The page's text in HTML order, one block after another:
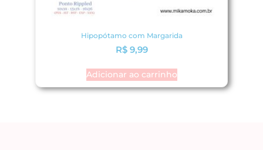
Hipopótamo com Margarida
R$9,99
Adicionar ao carrinho